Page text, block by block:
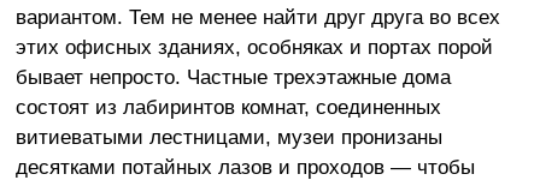
вариантом. Тем не менее найти друг друга во всех
этих офисных зданиях, особняках и портах порой
бывает непросто. Частные трехэтажные дома
состоят из лабиринтов комнат, соединенных
витиеватыми лестницами, музеи пронизаны
десятками потайных лазов и проходов — чтобы